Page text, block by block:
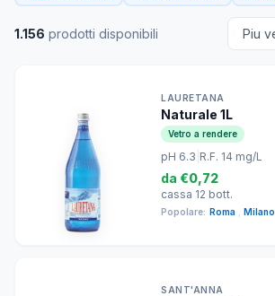
1.156 prodotti disponibili
LAURETANA
Naturale 1L
Vetro a rendere
pH 6.3 R.F. 14 mg/L
da €0,72
cassa 12 bott.
Popolare: Roma Milano
SANT'ANNA